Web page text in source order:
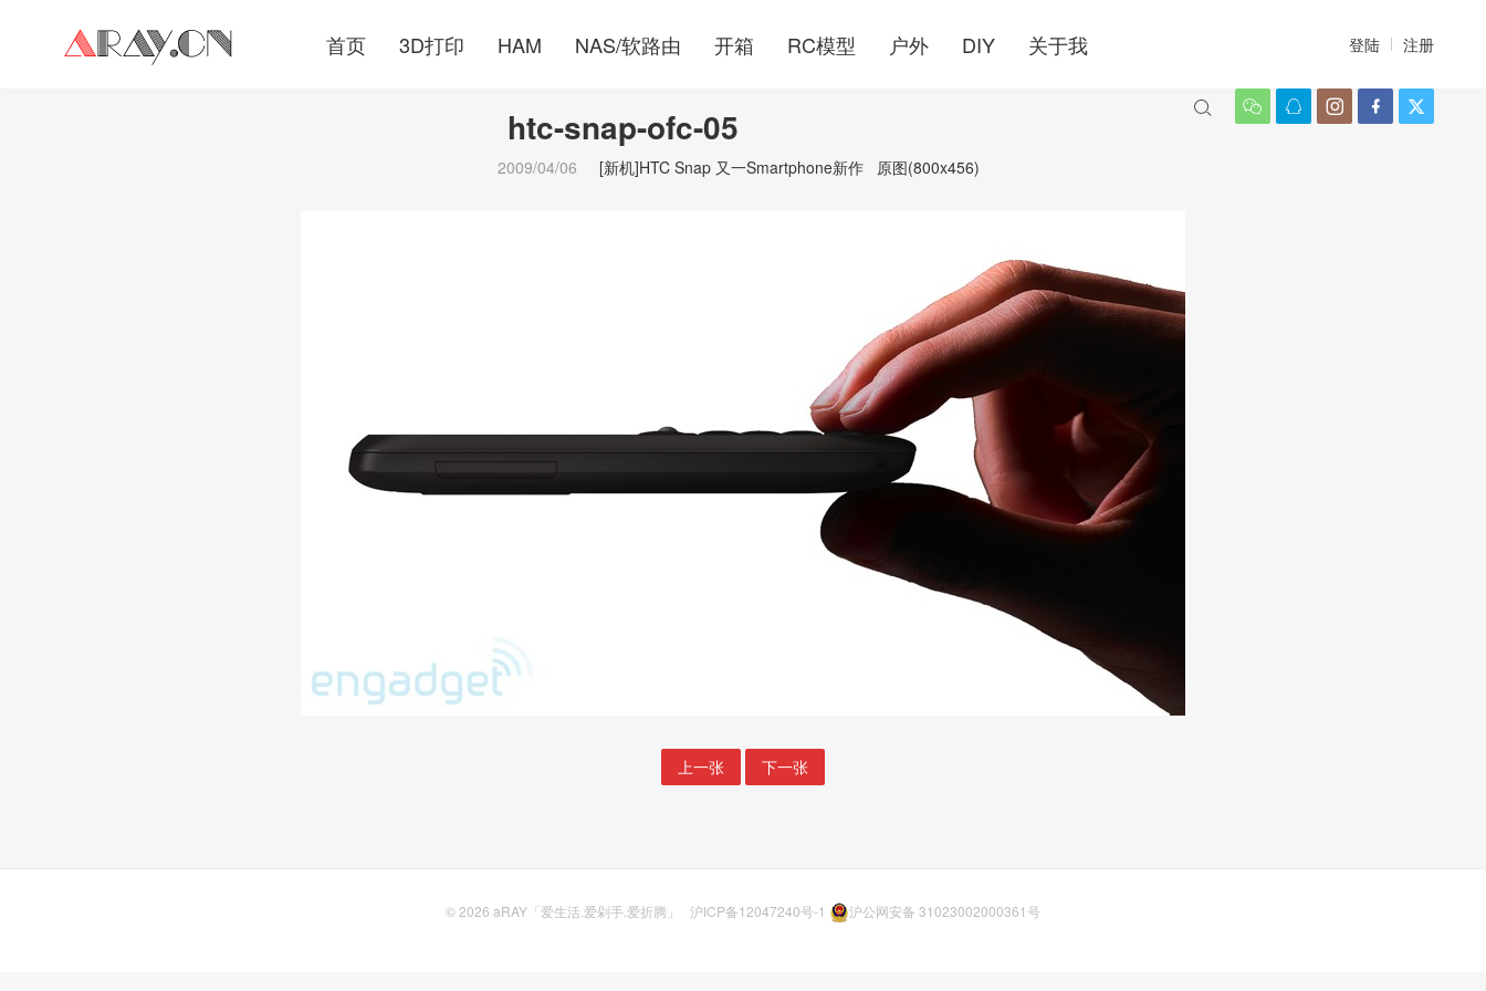
首页 3D打印 HAM NAS/软路由 开箱 RC模型 户外 DIY 关于我 登陆 注册
    

htc-snap-ofc-05
2009/04/06 [新机]HTC Snap 又一Smartphone新作 原图(800x456)
上一张 下一张
© 2026 aRAY「爱生活.爱剁手.爱折腾」 沪ICP备12047240号-1 沪公网安备 31023002000361号